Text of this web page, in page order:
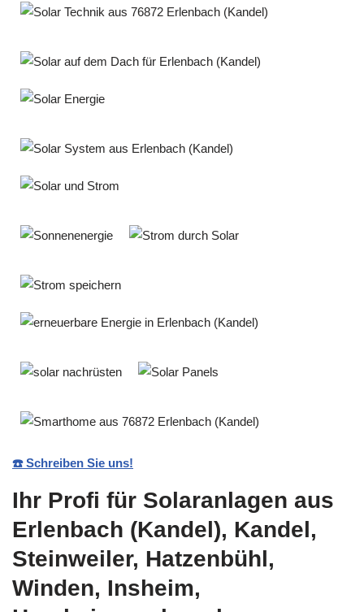
☎️ Schreiben Sie uns!
Ihr Profi für Solaranlagen aus
Erlenbach (Kandel), Kandel,
Steinweiler, Hatzenbühl,